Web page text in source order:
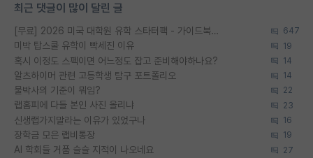
최근 댓글이 많이 달린 글
[무료] 2026 미국 대학원 유학 스타터팩 - 가이드북 & 합격자 컨택메일 템플릿 647
미박 탑스쿨 유학이 빡세진 이유 19
혹시 이정도 스펙이면 어느정도 잡고 준비해야하나요? 14
알츠하이머 관련 고등학생 탐구 포트폴리오 14
물박사의 기준이 뭐임? 22
랩홈피에 다들 본인 사진 올리냐 23
신생랩가지말라는 이유가 있었구나 16
장학금 모은 랩비통장 19
AI 학회들 거품 슬슬 지적이 나오네요 27